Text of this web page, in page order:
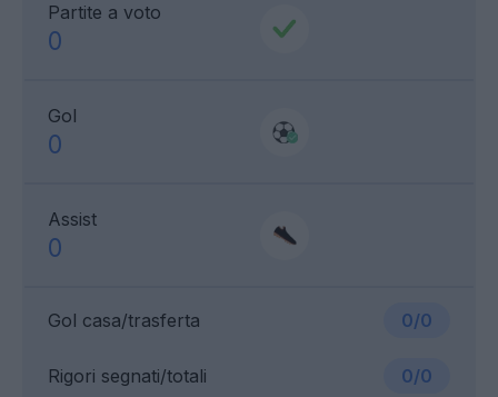
Partite a voto
0
Gol
0
Assist
0
Gol casa/trasferta 0/0
Rigori segnati/totali 0/0